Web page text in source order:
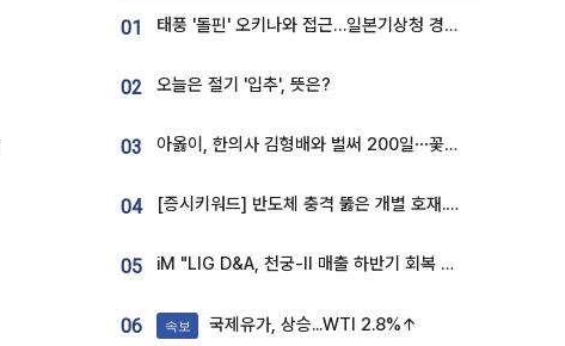
01 태풍 '돌핀' 오키나와 접근…일본기상청 경로 업데이트
02 오늘은 절기 '입추', 뜻은?
03 아옳이, 한의사 김형배와 벌써 200일⋯꽃다발 들고 "프러포즈 아냐"
04 [증시키워드] 반도체 충격 뚫은 개별 호재...포스코퓨처엠·에코프로·한화솔루션 '눈길'
05 iM "LIG D&A, 천궁-II 매출 하반기 회복 전망…방산 톱픽 유지"
06 속보 국제유가, 상승...WTI 2.8%↑